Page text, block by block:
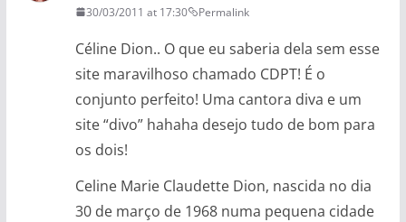
30/03/2011 at 17:30 Permalink
Céline Dion.. O que eu saberia dela sem esse
site maravilhoso chamado CDPT! É o
conjunto perfeito! Uma cantora diva e um
site “divo” hahaha desejo tudo de bom para
os dois!
Celine Marie Claudette Dion, nascida no dia
30 de março de 1968 numa pequena cidade